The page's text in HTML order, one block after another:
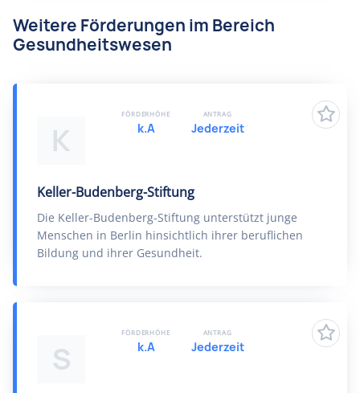
Weitere Förderungen im Bereich
Gesundheitswesen
K
Keller-Budenberg-Stiftung
Die Keller-Budenberg-Stiftung unterstützt junge
Menschen in Berlin hinsichtlich ihrer beruflichen
Bildung und ihrer Gesundheit.
FÖRDERHÖHE
k.A
ANTRAG
Jederzeit
S
FÖRDERHÖHE
k.A
ANTRAG
Jederzeit